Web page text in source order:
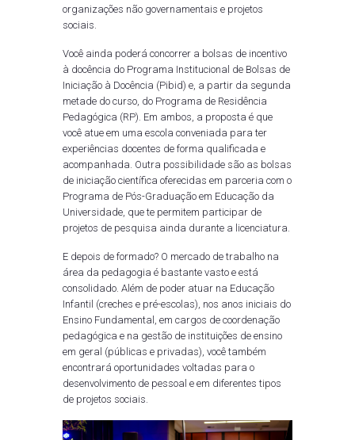
organizações não governamentais e projetos
sociais.
Você ainda poderá concorrer a bolsas de incentivo
à docência do Programa Institucional de Bolsas de
Iniciação à Docência (Pibid) e, a partir da segunda
metade do curso, do Programa de Residência
Pedagógica (RP). Em ambos, a proposta é que
você atue em uma escola conveniada para ter
experiências docentes de forma qualificada e
acompanhada. Outra possibilidade são as bolsas
de iniciação científica oferecidas em parceria com o
Programa de Pós-Graduação em Educação da
Universidade, que te permitem participar de
projetos de pesquisa ainda durante a licenciatura.
E depois de formado? O mercado de trabalho na
área da pedagogia é bastante vasto e está
consolidado. Além de poder atuar na Educação
Infantil (creches e pré-escolas), nos anos iniciais do
Ensino Fundamental, em cargos de coordenação
pedagógica e na gestão de instituições de ensino
em geral (públicas e privadas), você também
encontrará oportunidades voltadas para o
desenvolvimento de pessoal e em diferentes tipos
de projetos sociais.